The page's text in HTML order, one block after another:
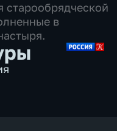
старообрядческой
в